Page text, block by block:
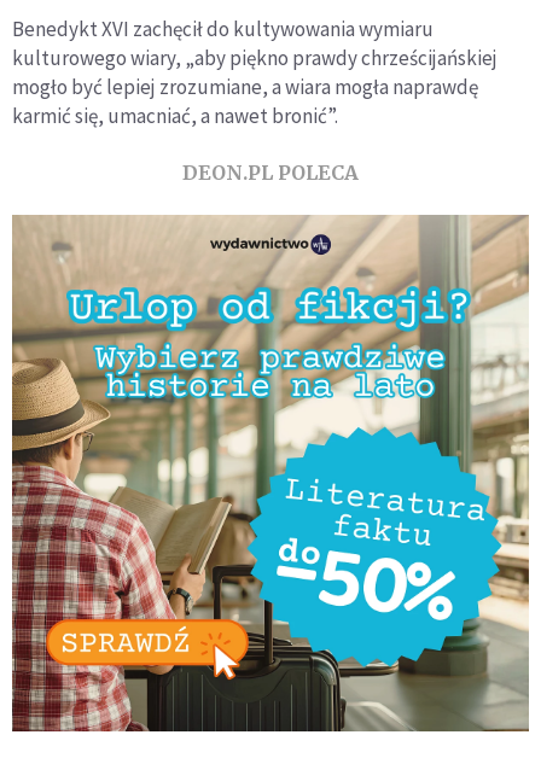
Benedykt XVI zachęcił do kultywowania wymiaru
kulturowego wiary, „aby piękno prawdy chrześcijańskiej
mogło być lepiej zrozumiane, a wiara mogła naprawdę
karmić się, umacniać, a nawet bronić”.
DEON.PL POLECA